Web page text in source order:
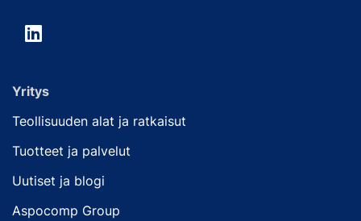
Yritys
Teollisuuden alat ja ratkaisut
Tuotteet ja palvelut
Uutiset ja blogi
Aspocomp Group